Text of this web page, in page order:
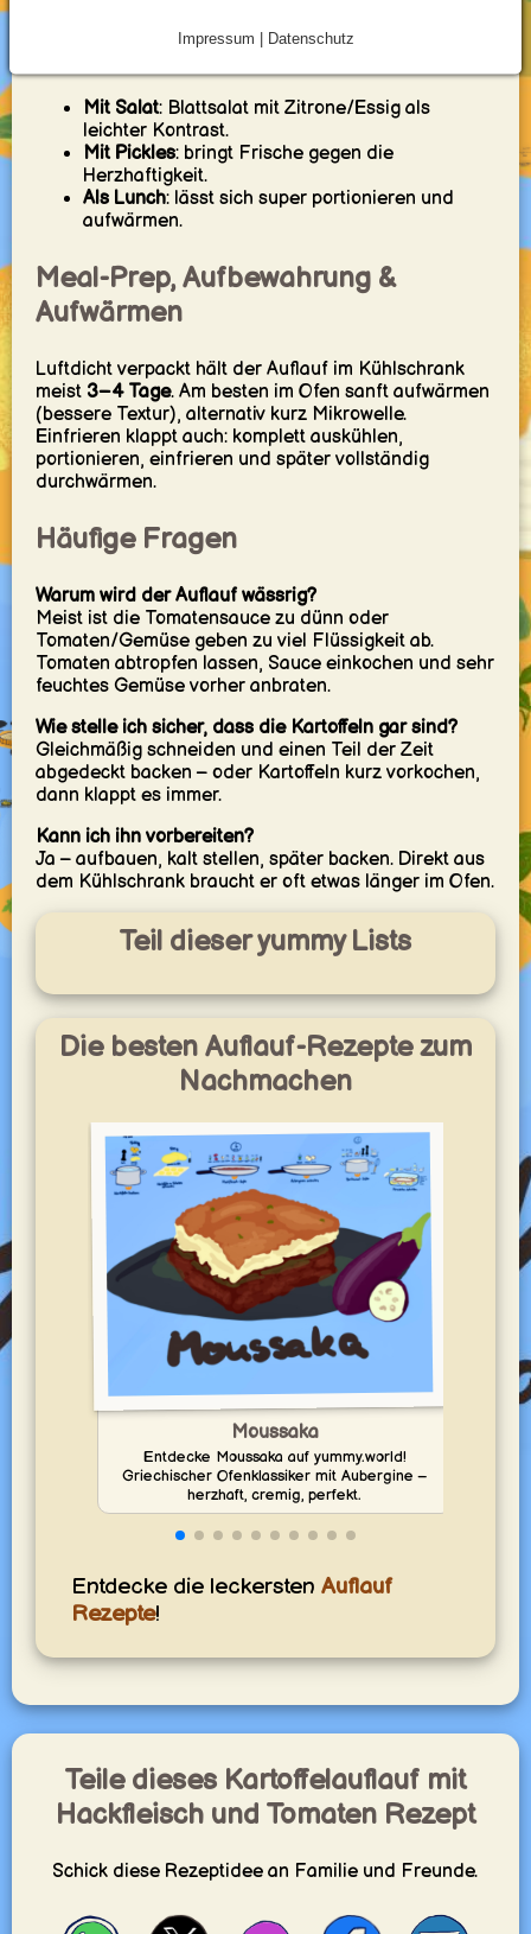
Servierideen
Mit Salat: Blattsalat mit Zitrone/Essig als
leichter Kontrast.
Mit Pickles: bringt Frische gegen die
Herzhaftigkeit.
Als Lunch: lässt sich super portionieren und
aufwärmen.
Meal-Prep, Aufbewahrung &
Aufwärmen
Luftdicht verpackt hält der Auflauf im Kühlschrank
meist 3–4 Tage. Am besten im Ofen sanft aufwärmen
(bessere Textur), alternativ kurz Mikrowelle.
Einfrieren klappt auch: komplett auskühlen,
portionieren, einfrieren und später vollständig
durchwärmen.
Häufige Fragen
Warum wird der Auflauf wässrig?
Meist ist die Tomatensauce zu dünn oder
Tomaten/Gemüse geben zu viel Flüssigkeit ab.
Tomaten abtropfen lassen, Sauce einkochen und sehr
feuchtes Gemüse vorher anbraten.
Wie stelle ich sicher, dass die Kartoffeln gar sind?
Gleichmäßig schneiden und einen Teil der Zeit
abgedeckt backen – oder Kartoffeln kurz vorkochen,
dann klappt es immer.
Kann ich ihn vorbereiten?
Ja – aufbauen, kalt stellen, später backen. Direkt aus
dem Kühlschrank braucht er oft etwas länger im Ofen.
Teil dieser yummy Lists
Die besten Auflauf-Rezepte zum
Nachmachen
Moussaka
Entdecke Moussaka auf yummy.world!
Griechischer Ofenklassiker mit Aubergine –
herzhaft, cremig, perfekt.
Entdecke die leckersten Auflauf
Rezepte!
Teile dieses Kartoffelauflauf mit
Hackfleisch und Tomaten Rezept
Schick diese Rezeptidee an Familie und Freunde.
Impressum | Datenschutz